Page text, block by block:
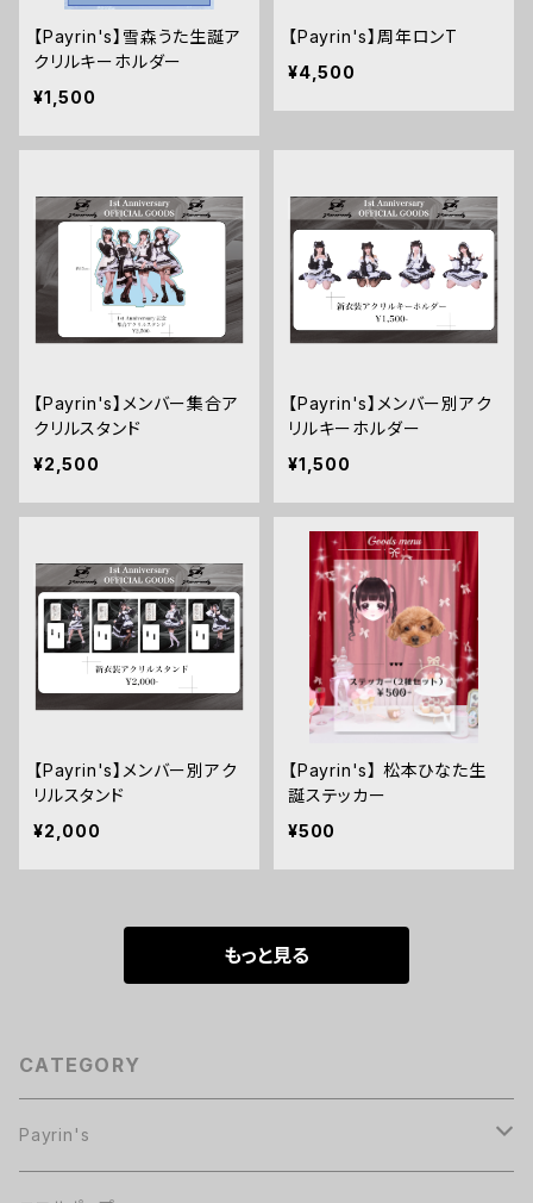
【Payrin's】雪森うた生誕ア
クリルキーホルダー
¥1,500
【Payrin's】周年ロンT
¥4,500
【Payrin's】メンバー集合ア
クリルスタンド
¥2,500
【Payrin's】メンバー別アク
リルキーホルダー
¥1,500
【Payrin's】メンバー別アク
リルスタンド
¥2,000
【Payrin's】 松本ひなた生
誕ステッカー
¥500
もっと見る
CATEGORY
Payrin's